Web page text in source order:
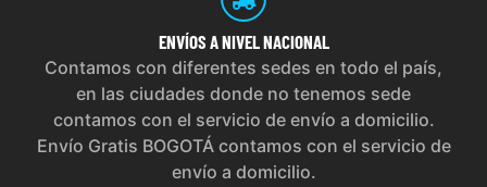
ENVÍOS A NIVEL NACIONAL
Contamos con diferentes sedes en todo el país,
en las ciudades donde no tenemos sede
contamos con el servicio de envío a domicilio.
Envío Gratis BOGOTÁ contamos con el servicio de
envío a domicilio.